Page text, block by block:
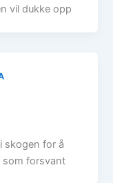
vil dukke opp
skogen for å
som forsvant